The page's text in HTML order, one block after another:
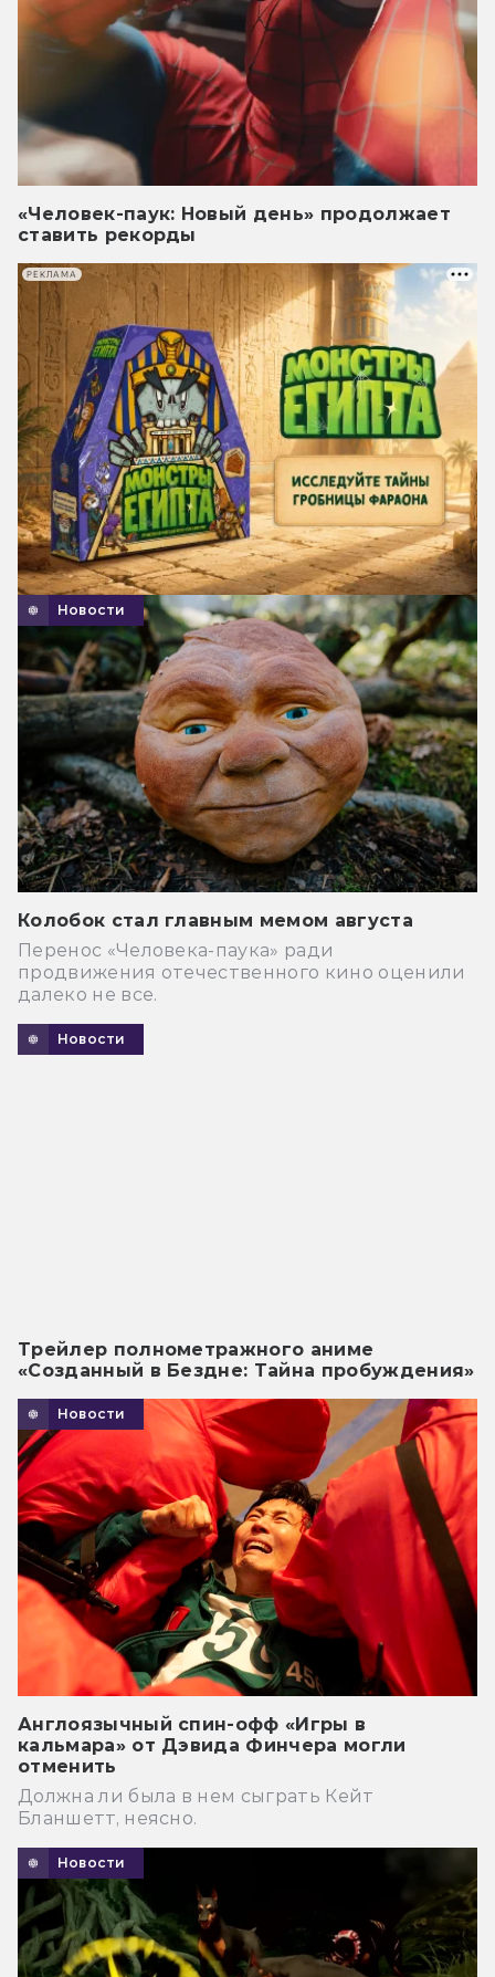
«Человек-паук: Новый день» продолжает
ставить рекорды
Новости
Колобок стал главным мемом августа
Перенос «Человека-паука» ради
продвижения отечественного кино оценили
далеко не все.
Новости
Трейлер полнометражного аниме
«Созданный в Бездне: Тайна пробуждения»
Новости
Англоязычный спин-офф «Игры в
кальмара» от Дэвида Финчера могли
отменить
Должна ли была в нем сыграть Кейт
Бланшетт, неясно.
Новости
РЕКЛАМА